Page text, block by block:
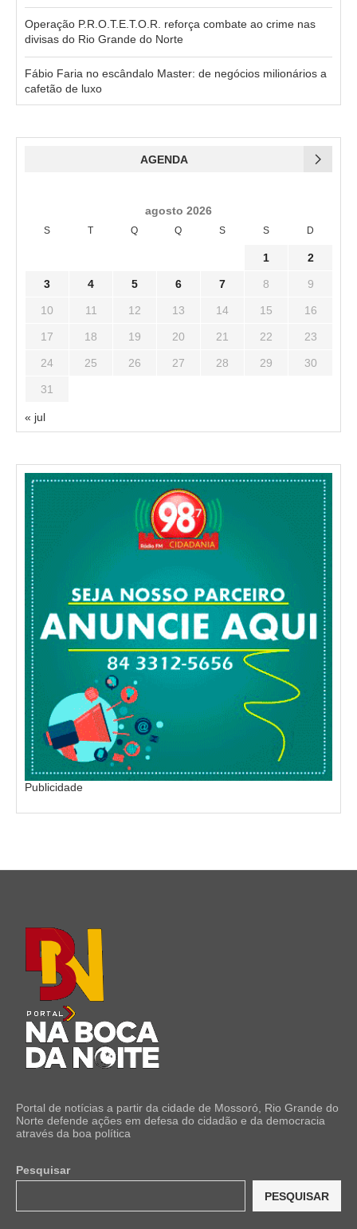
Operação P.R.O.T.E.T.O.R. reforça combate ao crime nas
divisas do Rio Grande do Norte
Fábio Faria no escândalo Master: de negócios milionários a
cafetão de luxo
AGENDA
agosto 2026
S T Q Q S S D
1 2
3 4 5 6 7 8 9
10 11 12 13 14 15 16
17 18 19 20 21 22 23
24 25 26 27 28 29 30
31
« jul
Publicidade
Portal de notícias a partir da cidade de Mossoró, Rio Grande do
Norte defende ações em defesa do cidadão e da democracia
através da boa política
Pesquisar
PESQUISAR